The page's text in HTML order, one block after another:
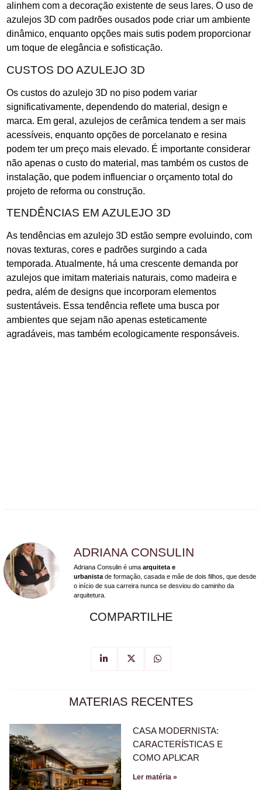
alinhem com a decoração existente de seus lares. O uso de
azulejos 3D com padrões ousados pode criar um ambiente
dinâmico, enquanto opções mais sutis podem proporcionar
um toque de elegância e sofisticação.
CUSTOS DO AZULEJO 3D
Os custos do azulejo 3D no piso podem variar
significativamente, dependendo do material, design e
marca. Em geral, azulejos de cerâmica tendem a ser mais
acessíveis, enquanto opções de porcelanato e resina
podem ter um preço mais elevado. É importante considerar
não apenas o custo do material, mas também os custos de
instalação, que podem influenciar o orçamento total do
projeto de reforma ou construção.
TENDÊNCIAS EM AZULEJO 3D
As tendências em azulejo 3D estão sempre evoluindo, com
novas texturas, cores e padrões surgindo a cada
temporada. Atualmente, há uma crescente demanda por
azulejos que imitam materiais naturais, como madeira e
pedra, além de designs que incorporam elementos
sustentáveis. Essa tendência reflete uma busca por
ambientes que sejam não apenas esteticamente
agradáveis, mas também ecologicamente responsáveis.
ADRIANA CONSULIN
Adriana Consulin é uma arquiteta e
urbanista de formação, casada e mãe de dois filhos, que desde
o início de sua carreira nunca se desviou do caminho da
arquitetura.
COMPARTILHE
MATERIAS RECENTES
CASA MODERNISTA:
CARACTERÍSTICAS E
COMO APLICAR
Ler matéria »